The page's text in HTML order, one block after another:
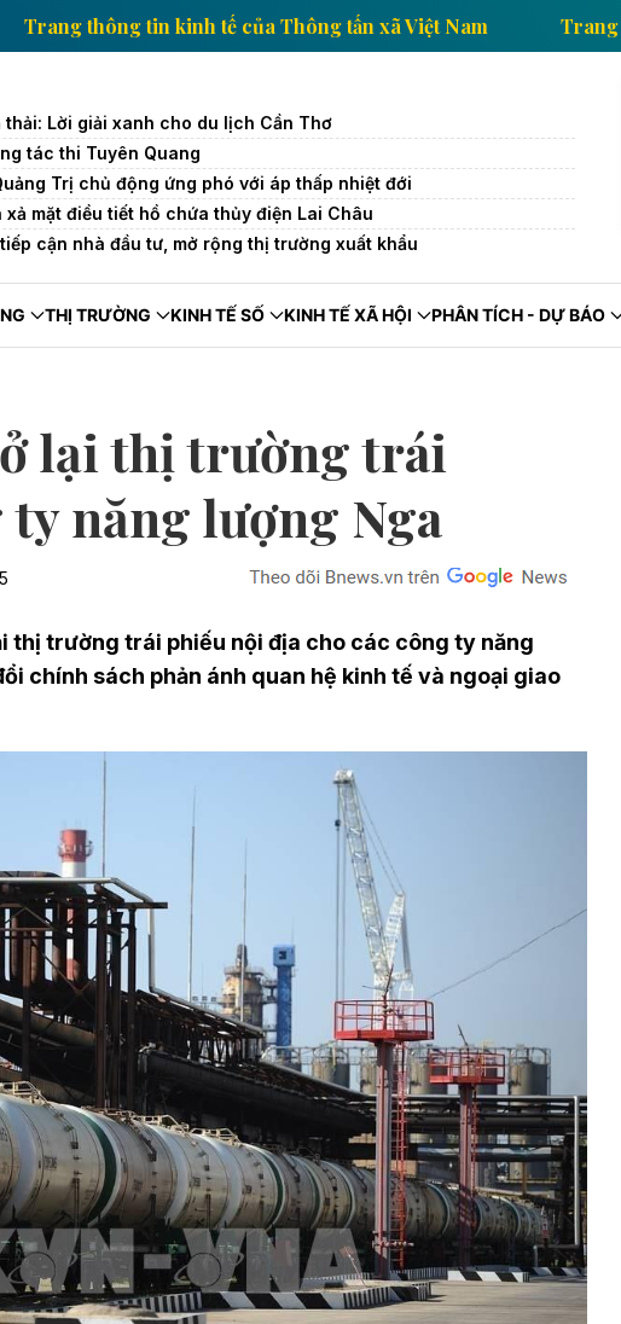
Trang thông tin kinh tế của Thông tấn xã Việt Nam
thải: Lời giải xanh cho du lịch Cần Thơ
tác thi Tuyên Quang
Trị chủ động ứng phó với áp thấp nhiệt đới
mặt điều tiết hồ chứa thủy điện Lai Châu
cận nhà đầu tư, mở rộng thị trường xuất khẩu
THỊ TRƯỜNG KINH TẾ SỐ KINH TẾ XÃ HỘI PHÂN TÍCH - DỰ BÁO
lại thị trường trái
năng lượng Nga
thị trường trái phiếu nội địa cho các công ty năng
chính sách phản ánh quan hệ kinh tế và ngoại giao